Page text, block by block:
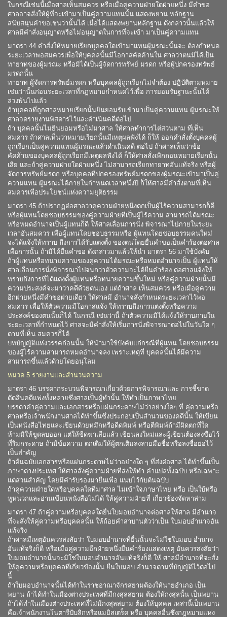
ในกรณีเช่นนี้เมื่อศาลเห็นสมควร หรือเมื่อคู่ความฝ่ายใดฝ่ายหนึ่ง มีคำขอ
ศาลอาจสั่งให้ผู้ที่จะเข้ามาเป็นคู่ความแทนนั้น แสดงพยาน หลักฐาน
สนับสนุนคำขอเช่นว่านั้นได้ เมื่อได้แสดงพยานหลักฐาน ดั่งกล่าวนั้นแล้วให้
ศาลมีคำสั่งอนุญาตหรือไม่อนุญาตในการที่จะเข้า มาเป็นคู่ความแทน
มาตรา 44 คำสั่งให้หมายเรียกบุคคลใดเข้ามาแทนผู้มรณะนั้นจะ ต้องกำหนด
ระยะเวลาพอสมควรเพื่อให้บุคคลนั้นมีโอกาสคัดค้านใน ศาลว่าตนมิได้เป็น
ทายาทของผู้มรณะ หรือมิได้เป็นผู้จัดการทรัพย์ มรดก หรือผู้ปกครองทรัพย์
มรดกนั้น
ทายาท ผู้จัดการทรัพย์มรดก หรือบุคคลผู้ถูกเรียกไม่จำต้อง ปฏิบัติตามหมาย
เช่นว่านั้นก่อนระยะเวลาที่กฎหมายกำหนดไว้เพื่อ การยอมรับฐานะนั้นได้
ล่วงพ้นไปแล้ว
ถ้าบุคคลที่ถูกศาลหมายเรียกนั้นยินยอมรับเข้ามาเป็นคู่ความแทน ผู้มรณะให้
ศาลจดรายงานพิสดารไว้และดำเนินคดีต่อไป
ถ้า บุคคลนั้นไม่ยินยอมหรือไม่มาศาล ให้ศาลทำการไต่สวนตาม ที่เห็น
สมควร ถ้าศาลเห็นว่าหมายเรียกนั้นมีเหตุผลฟังได้ ก็ให้ ออกคำสั่งตั้งบุคคลผู้
ถูกเรียกเป็นคู่ความแทนผู้มรณะแล้วดำเนินคดี ต่อไป ถ้าศาลเห็นว่าข้อ
คัดค้านของบุคคลผู้ถูกเรียกมีเหตุผลฟังได้ ก็ให้ศาลสั่งเพิกถอนหมายเรียกนั้น
เสีย และถ้าคู่ความฝ่ายใดฝ่ายหนึ่ง ไม่สามารถเรียกทายาทอันแท้จริง หรือผู้
จัดการทรัพย์มรดก หรือบุคคลที่ปกครองทรัพย์มรดกของผู้มรณะเข้ามาเป็นคู่
ความแทน ผู้มรณะได้ภายในกำหนดเวลาหนึ่งปี ก็ให้ศาลมีคำสั่งตามที่เห็น
สมควรเพื่อประโยชน์แห่งความยุติธรรม
มาตรา 45 ถ้าปรากฏต่อศาลว่าคู่ความฝ่ายหนึ่งตกเป็นผู้ไร้ความสามารถก็ดี
หรือผู้แทนโดยชอบธรรมของคู่ความฝ่ายที่เป็นผู้ไร้ความ สามารถได้มรณะ
หรือหมดอำนาจเป็นผู้แทนก็ดี ให้ศาลเลื่อนการนั่ง พิจารณาไปภายในระยะ
เวลาอันสมควร เพื่อผู้แทนโดยชอบธรรมหรือ ผู้แทนโดยชอบธรรมคนใหม่
จะได้แจ้งให้ทราบ ถึงการได้รับแต่งตั้ง ของตนโดยยื่นคำขอเป็นคำร้องต่อศาล
เพื่อการนั้น ถ้ามิได้ยื่นคำขอ ดังกล่าวมาแล้วให้นำ มาตรา 56 มาใช้บังคับ
ถ้าผู้แทนหรือทนายความของคู่ความได้มรณะหรือหมดอำนาจเป็น ผู้แทนให้
ศาลเลื่อนการนั่งพิจารณาไปจนกว่าตัวความจะได้ยื่นคำร้อง ต่อศาลแจ้งให้
ทราบถึงการที่ได้แต่งตั้งผู้แทนหรือทนายความขึ้นใหม่ หรือคู่ความฝ่ายนั้นมี
ความประสงค์จะมาว่าคดีด้วยตนเอง แต่ถ้าศาล เห็นสมควร หรือเมื่อคู่ความ
อีกฝ่ายหนึ่งมีคำขอฝ่ายเดียว ให้ศาลมี อำนาจสั่งกำหนดระยะเวลาไว้พอ
สมควร เพื่อให้ตัวความมีโอกาสแจ้ง ให้ทราบถึงการแต่งตั้งหรือความ
ประสงค์ของตนนั้นก็ได้ ในกรณี เช่นว่านี้ ถ้าตัวความมิได้แจ้งให้ราบภายใน
ระยะเวลาที่กำหนดไว้ ศาลจะมีคำสั่งให้เริ่มการนั่งพิจารณาต่อไปในวันใด ๆ
ตามที่เห็น สมควรก็ได้
บทบัญญัติแห่งวรรคก่อนนั้น ให้นำมาใช้บังคับแก่กรณีที่ผู้แทน โดยชอบธรรม
ของผู้ไร้ความสามารถหมดอำนาจลง เพราะเหตุที่ บุคคลนั้นได้มีความ
สามารถขึ้นแล้วด้วยโดยอนุโลม
หมวด 5 รายงานและสำนวนความ
มาตรา 46 บรรดากระบวนพิจารณาเกี่ยวด้วยการพิจารณาและ การชี้ขาด
ตัดสินคดีแพ่งทั้งหลายซึ่งศาลเป็นผู้ทำนั้น ให้ทำเป็นภาษาไทย
บรรดาคำคู่ความและเอกสารหรือแผ่นกระดาษไม่ว่าอย่างใดๆ ที่ คู่ความหรือ
ศาลหรือเจ้าพนักงานศาลได้ทำขึ้นซึ่งประกอบเป็นสำนวนของคดีนั้น ให้เขียน
เป็นหนังสือไทยและเขียนด้วยหมึกหรือดีดพิมพ์ หรือตีพิมพ์ถ้ามีผิดตกที่ใด
ห้ามมิให้ขูดลบออก แต่ให้ขีดฆ่าเสียแล้ว เขียนลงใหม่และผู้เขียนต้องลงชื่อไว้
ที่ริมกระดาษ ถ้ามีข้อความ ตกเติมให้ผู้ตกเติมลงลายมือชื่อหรือลงชื่อย่อไว้
เป็นสำคัญ
ถ้าต้นฉบับเอกสารหรือแผ่นกระดาษไม่ว่าอย่างใด ๆ ที่ส่งต่อศาล ได้ทำขึ้นเป็น
ภาษาต่างประเทศ ให้ศาลสั่งคู่ความฝ่ายที่ส่งให้ทำ คำแปลทั้งฉบับ หรือเฉพาะ
แต่ส่วนสำคัญ โดยมีคำรับรองมายื่นเพื่อ แนบไว้กับต้นฉบับ
ถ้าคู่ความฝ่ายใดหรือบุคคลใดที่มาศาล ไม่เข้าใจภาษาไทย หรือ เป็นใบ้หรือ
หูหนวกและอ่านเขียนหนังสือไม่ได้ ให้คู่ความฝ่ายที่ เกี่ยวข้องจัดหาล่าม
มาตรา 47 ถ้าคู่ความหรือบุคคลใดยื่นใบมอบอำนาจต่อศาลให้ศาล มีอำนาจ
ที่จะสั่งให้คู่ความหรือบุคคลนั้น ให้ถ้อยคำสาบานตัวว่าเป็น ใบมอบอำนาจอัน
แท้จริง
ถ้าศาลมีเหตุอันควรสงสัยว่า ใบมอบอำนาจที่ยื่นนั้นจะไม่ใช่ใบมอบ อำนาจ
อันแท้จริงก็ดี หรือเมื่อคู่ความอีกฝ่ายหนึ่งยื่นคำร้องแสดงเหตุ อันควรสงสัยว่า
ใบมอบอำนาจนั้นจะมิใช่ใบมอบอำนาจอันแท้จริงก็ดี ให้ ศาลมีอำนาจที่จะสั่ง
ให้คู่ความหรือบุคคลที่เกี่ยวข้องนั้น ยื่นใบมอบ อำนาจตามที่บัญญัติไว้ต่อไป
นี้
ถ้าใบมอบอำนาจนั้นได้ทำในราชอาณาจักรสยามต้องให้นายอำเภอ เป็น
พยาน ถ้าได้ทำในเมืองต่างประเทศที่มีกงสุลสยาม ต้องให้กงสุลนั้น เป็นพยาน
ถ้าได้ทำในเมืองต่างประเทศที่ไม่มีกงสุลสยาม ต้องให้บุคคล เหล่านี้เป็นพยาน
คือเจ้าพนักงานโนตารีปับลิกหรือแมยิสเตร็ด หรือ บุคคลอื่นซึ่งกฎหมายแห่ง